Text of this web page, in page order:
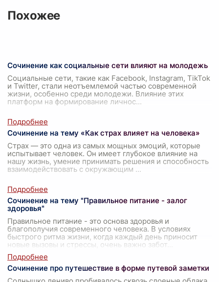
Похожее
Сочинение как социальные сети влияют на молодежь
Социальные сети, такие как Facebook, Instagram, TikTok
и Twitter, стали неотъемлемой частью современной
жизни, особенно среди молодежи. Влияние этих
платформ на формирование личнос...
Сочинение на тему «Как страх влияет на человека»
Страх — это одна из самых мощных эмоций, которые
испытывает человек. Он имеет глубокое влияние на
нашу жизнь, умение принимать решения и способность
взаимодействовать с окружающим ...
Сочинение на тему "Правильное питание - залог
здоровья"
Правильное питание - это основа здоровья и
благополучия современного человека. В условиях
быстрого ритма жизни, когда каждый день приносит
новые вызовы и стрессы, очень важно забот
Сочинение про путешествие в форме путевой заметки